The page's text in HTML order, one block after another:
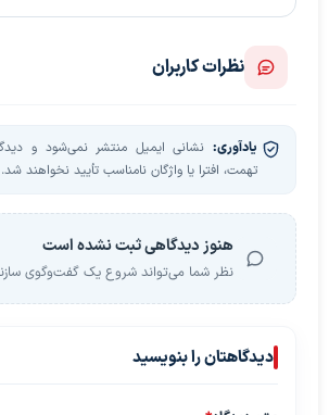
نظرات کاربران
یادآوری: نشانی ایمیل منتشر نمی‌شود و
تهمت، افترا یا واژگان نامناسب تأیید نخواهند شد.
هنوز دیدگاهی ثبت نشده است
نظر شما می‌تواند شروع یک گفت‌وگوی
دیدگاهتان را بنویسید